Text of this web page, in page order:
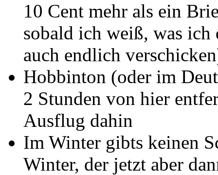
10 Cent mehr als ein
sobald ich weiß, was
auch endlich
Hobbinton (oder im
2 Stunden von hier
Ausflug dahin
Im Winter gibts keinen
Winter, der jetzt aber